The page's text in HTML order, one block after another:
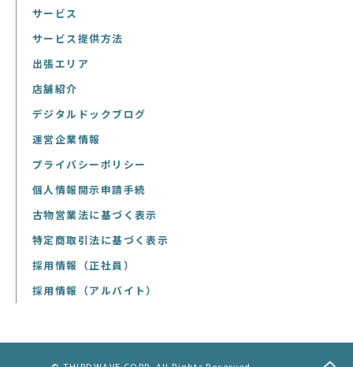
サービス
サービス提供方法
出張エリア
店舗紹介
デジタルドックブログ
運営企業情報
プライバシーポリシー
個人情報開示申請手続
古物営業法に基づく表示
特定商取引法に基づく表示
採用情報（正社員）
採用情報（アルバイト）